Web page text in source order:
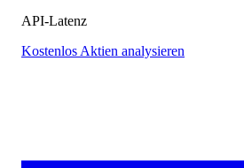
API-Latenz
Kostenlos Aktien analysieren